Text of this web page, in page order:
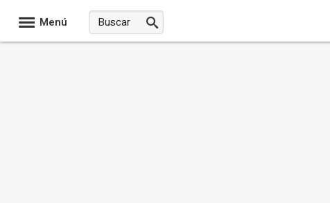
Menú